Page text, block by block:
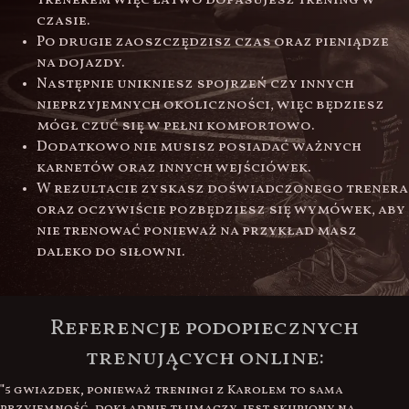
czasie.
Po drugie zaoszczędzisz czas oraz pieniądze
na dojazdy.
Następnie unikniesz spojrzeń czy innych
nieprzyjemnych okoliczności, więc będziesz
mógł czuć się w pełni komfortowo.
Dodatkowo nie musisz posiadać ważnych
karnetów oraz innych wejściówek.
W rezultacie zyskasz doświadczonego trenera
oraz oczywiście pozbędziesz się wymówek, aby
nie trenować ponieważ na przykład masz
daleko do siłowni.
Referencje podopiecznych
trenujących online:
Jeśli chodzi o street workout i koszykówkę lepszego